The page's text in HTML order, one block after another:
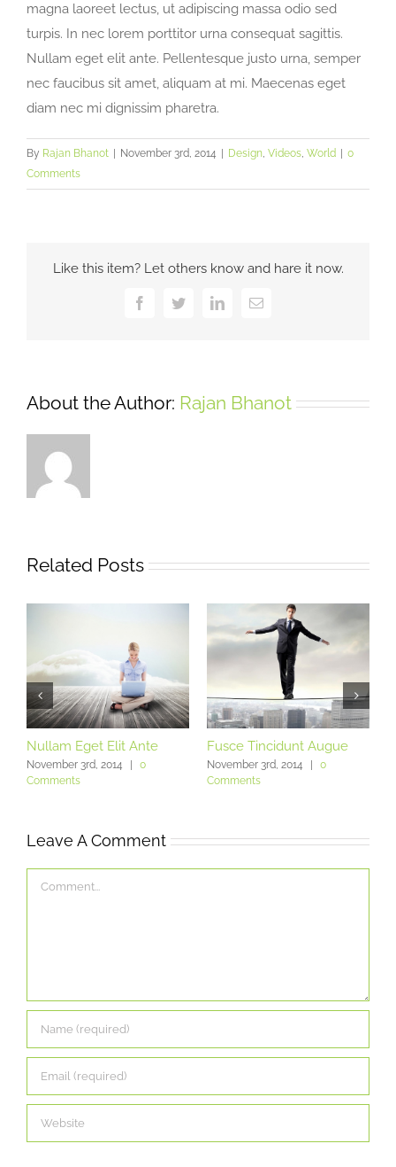
magna laoreet lectus, ut adipiscing massa odio sed
turpis. In nec lorem porttitor urna consequat sagittis.
Nullam eget elit ante. Pellentesque justo urna, semper
nec faucibus sit amet, aliquam at mi. Maecenas eget
diam nec mi dignissim pharetra.
By Rajan Bhanot November 3rd, 2014 Design, Videos, World
0
Comments
Like this item? Let others know and hare it now.
FacebookTwitterLinkedInEmail
About the Author: Rajan Bhanot
Related Posts
Nullam Eget Elit Ante
November 3rd, 2014 |
0
Comments
Fusce Tincidunt Augue
November 3rd, 2014 |
0
Comments
Leave A Comment
Comment